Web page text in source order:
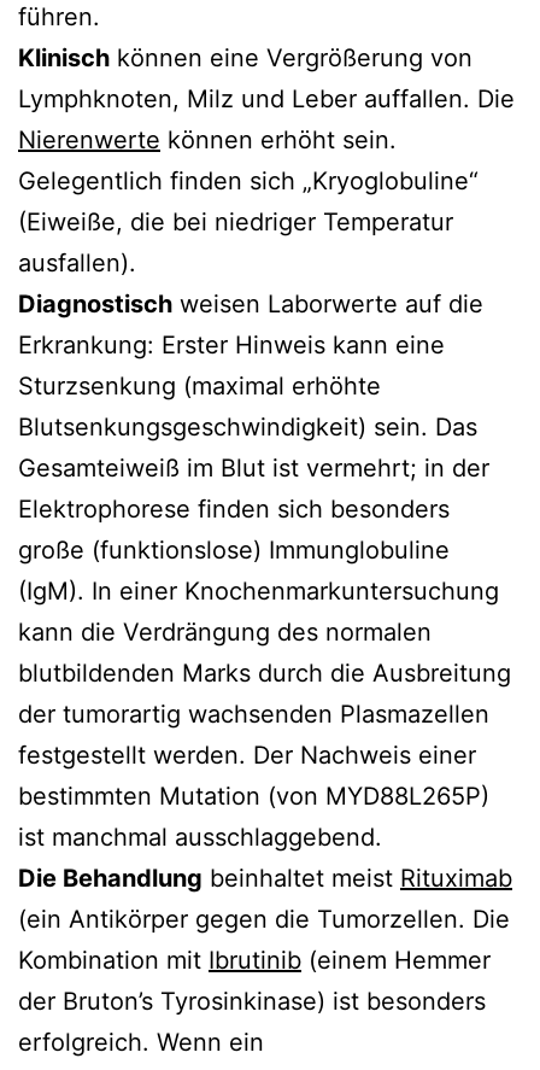
führen.
Klinisch können eine Vergrößerung von
Lymphknoten, Milz und Leber auffallen. Die
Nierenwerte können erhöht sein.
Gelegentlich finden sich „Kryoglobuline“
(Eiweiße, die bei niedriger Temperatur
ausfallen).
Diagnostisch weisen Laborwerte auf die
Erkrankung: Erster Hinweis kann eine
Sturzsenkung (maximal erhöhte
Blutsenkungsgeschwindigkeit) sein. Das
Gesamteiweiß im Blut ist vermehrt; in der
Elektrophorese finden sich besonders
große (funktionslose) Immunglobuline
(IgM). In einer Knochenmarkuntersuchung
kann die Verdrängung des normalen
blutbildenden Marks durch die Ausbreitung
der tumorartig wachsenden Plasmazellen
festgestellt werden. Der Nachweis einer
bestimmten Mutation (von MYD88L265P)
ist manchmal ausschlaggebend.
Die Behandlung beinhaltet meist Rituximab
(ein Antikörper gegen die Tumorzellen. Die
Kombination mit Ibrutinib (einem Hemmer
der Bruton’s Tyrosinkinase) ist besonders
erfolgreich. Wenn ein